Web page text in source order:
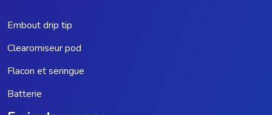
Embout drip tip
Clearomiseur pod
Flacon et seringue
Batterie